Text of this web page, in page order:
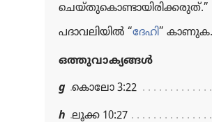
ചെയ്‌തു​കൊ​ണ്ടാ​യി​രി​ക്ക​രു​ത്‌.”
പദാവലിയിൽ “ദേഹി” കാണുക.
ഒത്തുവാക്യങ്ങള്‍
g കൊലോ 3:22
h ലൂക്ക 10:27